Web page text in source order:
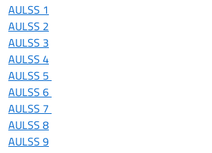
AULSS 1
AULSS 2
AULSS 3
AULSS 4
AULSS 5
AULSS 6
AULSS 7
AULSS 8
AULSS 9